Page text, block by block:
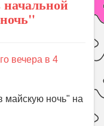
вечера в 4
майскую ночь" на